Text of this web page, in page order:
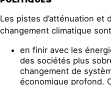
Les pistes d’atténuation et
changement climatique
en finir avec les
des sociétés plus
changement de
économique profond.